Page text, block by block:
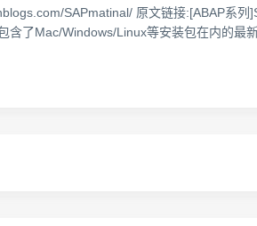
SAPmatinal/ 原文链接:[ABAP系
了Mac/Windows/Linux等安装包在内的最